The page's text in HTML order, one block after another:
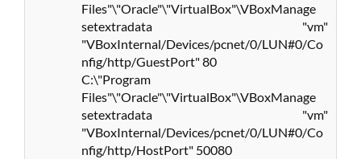
Files"\"Oracle"\"VirtualBox"\VBoxManage
setextradata "vm"
"VBoxInternal/Devices/pcnet/0/LUN#0/Co
nfig/http/GuestPort" 80
C:\"Program
Files"\"Oracle"\"VirtualBox"\VBoxManage
setextradata "vm"
"VBoxInternal/Devices/pcnet/0/LUN#0/Co
nfig/http/HostPort" 50080